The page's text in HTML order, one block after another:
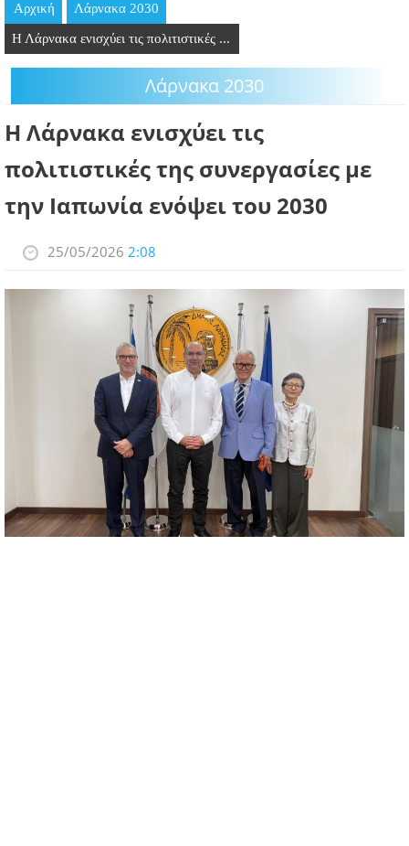
ΘΕΣΕΙΣ ΕΡΓΑΣΙΑΣ
PODCAST
ΛΑΡΝΑΚΑ 2030
ΣΥΝΔΕΣΜΟΙ
ΠΕΡΙΣΣΟΤΕΡΑ
Αρχική Λάρνακα 2030
Η Λάρνακα ενισχύει τις πολιτιστικές ...
Λάρνακα 2030
Η Λάρνακα ενισχύει τις
πολιτιστικές της συνεργασίες με
την Ιαπωνία ενόψει του 2030
25/05/2026 2:08